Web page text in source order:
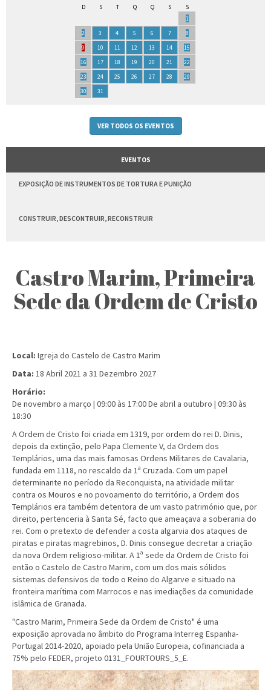
D S T Q Q S
S
1
2
3 4 5 6 7
8
9
10 11 12 13 14
15
16
17 18 19 20 21
22
23
24 25 26 27 28
29
30
31
VER TODOS OS EVENTOS
EVENTOS
EXPOSIÇÃO DE INSTRUMENTOS DE TORTURA E PUNIÇÃO
CONSTRUIR, DESCONTRUIR, RECONSTRUIR
Castro Marim, Primeira
Sede da Ordem de Cristo
Local: Igreja do Castelo de Castro Marim
Data: 18 Abril 2021 a 31 Dezembro 2027
Horário:
De novembro a março | 09:00 às 17:00 De abril a outubro | 09:30 às
18:30
A Ordem de Cristo foi criada em 1319, por ordem do rei D. Dinis,
depois da extinção, pelo Papa Clemente V, da Ordem dos
Templários, uma das mais famosas Ordens Militares de Cavalaria,
fundada em 1118, no rescaldo da 1ª Cruzada. Com um papel
determinante no período da Reconquista, na atividade militar
contra os Mouros e no povoamento do território, a Ordem dos
Templários era também detentora de um vasto património que, por
direito, pertenceria à Santa Sé, facto que ameaçava a soberania do
rei. Com o pretexto de defender a costa algarvia dos ataques de
piratas e piratas magrebinos, D. Dinis consegue decretar a criação
da nova Ordem religioso-militar. A 1ª sede da Ordem de Cristo foi
então o Castelo de Castro Marim, com um dos mais sólidos
sistemas defensivos de todo o Reino do Algarve e situado na
fronteira marítima com Marrocos e nas imediações da comunidade
islâmica de Granada.
"Castro Marim, Primeira Sede da Ordem de Cristo" é uma
exposição aprovada no âmbito do Programa Interreg Espanha-
Portugal 2014-2020, apoiado pela União Europeia, cofinanciada a
75% pelo FEDER, projeto 0131_FOURTOURS_5_E.